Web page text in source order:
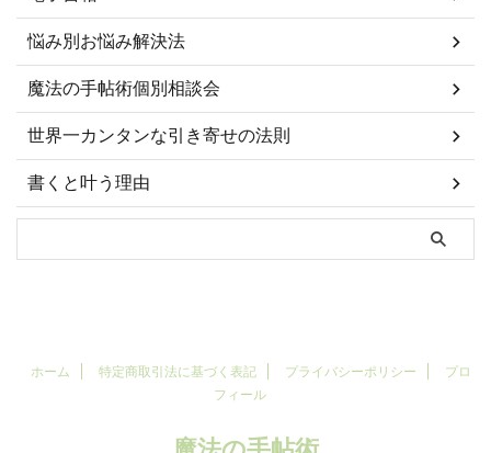
悩み別お悩み解決法
魔法の手帖術個別相談会
世界一カンタンな引き寄せの法則
書くと叶う理由
ホーム 特定商取引法に基づく表記 プライバシーポリシー
プロ
フィール